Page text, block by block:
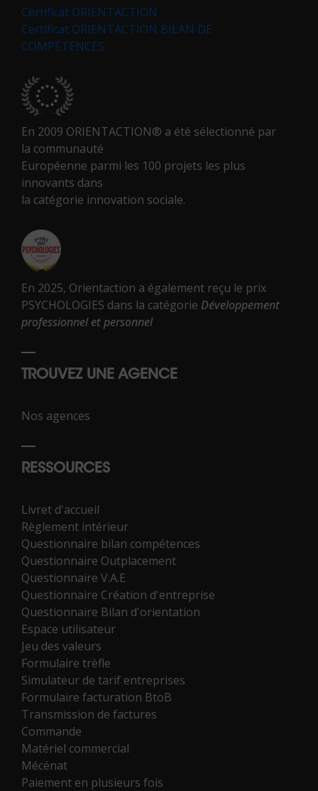
Certificat ORIENTACTION
Certificat ORIENTACTION BILAN DE
COMPÉTENCES
En 2009 ORIENTACTION® a été sélectionné par
la communauté
Européenne parmi les 100 projets les plus
innovants dans
la catégorie innovation sociale.
En 2025, Orientaction a également reçu le prix
PSYCHOLOGIES dans la catégorie Développement
professionnel et personnel
TROUVEZ UNE AGENCE
Nos agences
RESSOURCES
Livret d'accueil
Règlement intérieur
Questionnaire bilan compétences
Questionnaire Outplacement
Questionnaire V.A.E
Questionnaire Création d'entreprise
Questionnaire Bilan d'orientation
Espace utilisateur
Jeu des valeurs
Formulaire trèfle
Simulateur de tarif entreprises
Formulaire facturation BtoB
Transmission de factures
Commande
Matériel commercial
Mécénat
Paiement en plusieurs fois